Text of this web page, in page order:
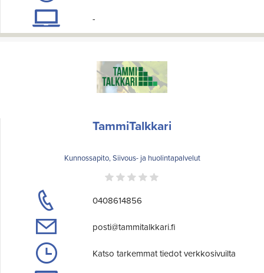
-
TammiTalkkari
Kunnossapito, Siivous- ja huolintapalvelut
0408614856
posti@tammitalkkari.fi
Katso tarkemmat tiedot verkkosivuilta